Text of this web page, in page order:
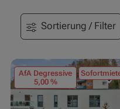
Sortierung / Filter
AfA Degressive
5,00 %